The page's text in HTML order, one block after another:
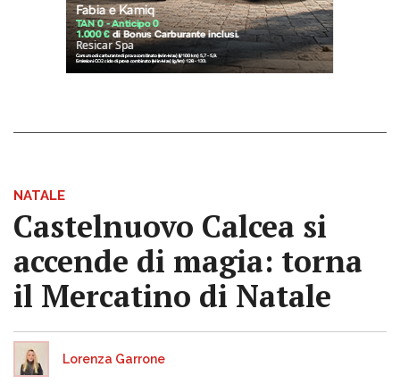
NATALE
Castelnuovo Calcea si
accende di magia: torna
il Mercatino di Natale
Lorenza Garrone